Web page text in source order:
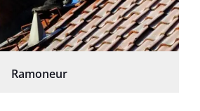
Ramoneur